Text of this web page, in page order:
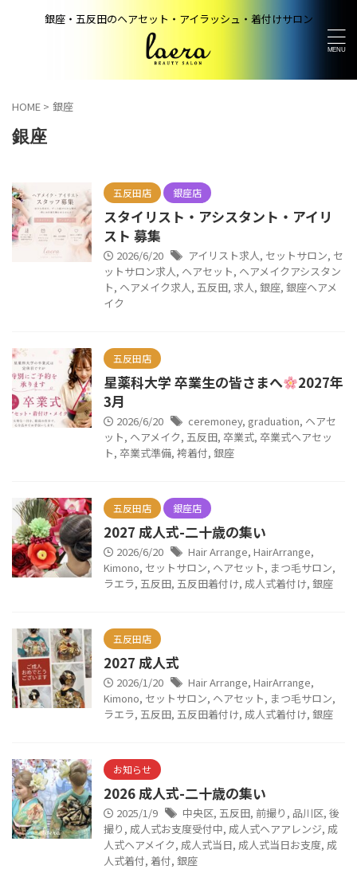
銀座・五反田のヘアセット・アイラッシュ・着付けサロン
HOME > 銀座
銀座
五反田店 銀座店
スタイリスト・アシスタント・アイリ
スト 募集
2026/6/20 アイリスト求人, セットサロン, セ
ットサロン求人, ヘアセット, ヘアメイクアシスタン
ト, ヘアメイク求人, 五反田, 求人, 銀座, 銀座ヘアメ
イク
五反田店
星薬科大学 卒業生の皆さまへ
2027年
3月
2026/6/20 ceremoney, graduation, ヘアセ
ット, ヘアメイク, 五反田, 卒業式, 卒業式へアセッ
ト, 卒業式準備, 袴着付, 銀座
五反田店 銀座店
2027 成人式-二十歳の集い
2026/6/20 Hair Arrange, HairArrange,
Kimono, セットサロン, ヘアセット, まつ毛サロン,
ラエラ, 五反田, 五反田着付け, 成人式着付け, 銀座
五反田店
2027 成人式
2026/1/20 Hair Arrange, HairArrange,
Kimono, セットサロン, ヘアセット, まつ毛サロン,
ラエラ, 五反田, 五反田着付け, 成人式着付け, 銀座
お知らせ
2026 成人式-二十歳の集い
2025/1/9 中央区, 五反田, 前撮り , 品川区, 後
撮り , 成人式お支度受付中, 成人式ヘアアレンジ, 成
人式ヘアメイク, 成人式当日, 成人式当日お支度, 成
人式着付, 着付, 銀座